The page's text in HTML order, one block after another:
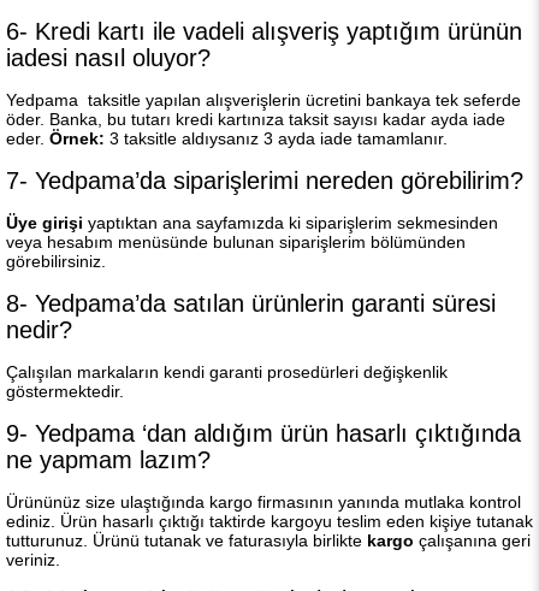
6- Kredi kartı ile vadeli alışveriş yaptığım ürünün
iadesi nasıl oluyor?
Yedpama taksitle yapılan alışverişlerin ücretini bankaya tek seferde
öder. Banka, bu tutarı kredi kartınıza taksit sayısı kadar ayda iade
eder. Örnek: 3 taksitle aldıysanız 3 ayda iade tamamlanır.
7- Yedpama’da siparişlerimi nereden görebilirim?
Üye girişi yaptıktan ana sayfamızda ki siparişlerim sekmesinden
veya hesabım menüsünde bulunan siparişlerim bölümünden
görebilirsiniz.
8- Yedpama’da satılan ürünlerin garanti süresi
nedir?
Çalışılan markaların kendi garanti prosedürleri değişkenlik
göstermektedir.
9- Yedpama ‘dan aldığım ürün hasarlı çıktığında
ne yapmam lazım?
Ürününüz size ulaştığında kargo firmasının yanında mutlaka kontrol
ediniz. Ürün hasarlı çıktığı taktirde kargoyu teslim eden kişiye tutanak
tutturunuz. Ürünü tutanak ve faturasıyla birlikte kargo çalışanına geri
veriniz.